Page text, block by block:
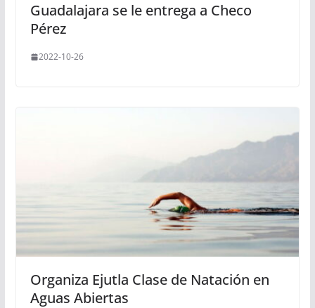
Guadalajara se le entrega a Checo
Pérez
2022-10-26
Organiza Ejutla Clase de Natación en
Aguas Abiertas